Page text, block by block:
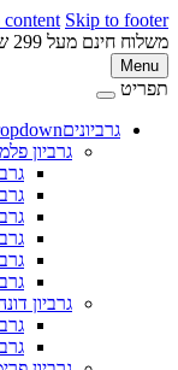
to content Skip to
מעל 299 ש"ח
גרביוניםDropdown
גרביון פלמינגו
גרביון
גרביון
גרביון
גרביון מעצב
גרביון
גרביון מעצב
גרביון דונה
גרביון
גרביון דונה |